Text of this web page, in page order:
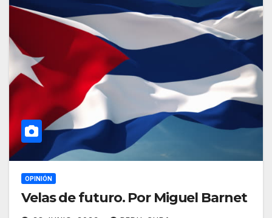
OPINIÓN
Velas de futuro. Por Miguel Barnet